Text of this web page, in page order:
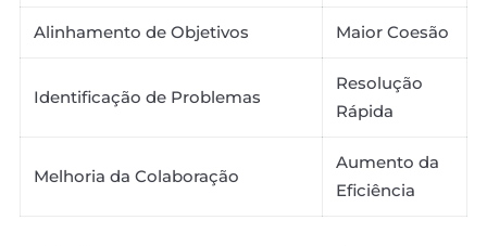
Alinhamento de Objetivos Maior Coesão
Identificação de Problemas
Resolução
Rápida
Melhoria da Colaboração
Aumento da
Eficiência